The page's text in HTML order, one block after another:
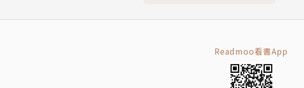
Readmoo看書App